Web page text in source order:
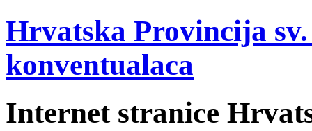
Hrvatska Provincija
konventualaca
Internet stranice